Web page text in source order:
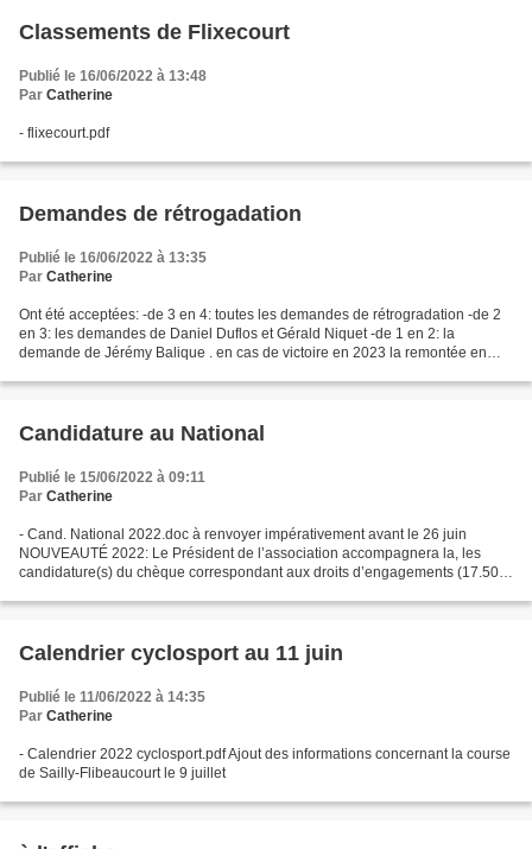
Classements de Flixecourt
Publié le 16/06/2022 à 13:48
Par Catherine
- flixecourt.pdf
Demandes de rétrogadation
Publié le 16/06/2022 à 13:35
Par Catherine
Ont été acceptées: -de 3 en 4: toutes les demandes de rétrogradation -de 2
en 3: les demandes de Daniel Duflos et Gérald Niquet -de 1 en 2: la
demande de Jérémy Balique . en cas de victoire en 2023 la remontée en
Candidature au National
Publié le 15/06/2022 à 09:11
Par Catherine
- Cand. National 2022.doc à renvoyer impérativement avant le 26 juin
NOUVEAUTÉ 2022: Le Président de l’association accompagnera la, les
candidature(s) du chèque correspondant aux droits d’engagements (17.50€
Calendrier cyclosport au 11 juin
Publié le 11/06/2022 à 14:35
Par Catherine
- Calendrier 2022 cyclosport.pdf Ajout des informations concernant la course
de Sailly-Flibeaucourt le 9 juillet